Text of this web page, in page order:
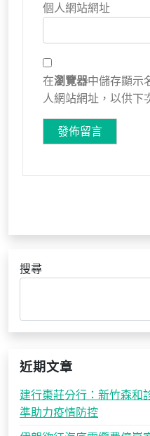
個人網站網址
在瀏覽器中儲存顯示
人網站網址，以供下
搜尋
近期文章
建行棗莊分行：新竹森和
準助力疫情防控